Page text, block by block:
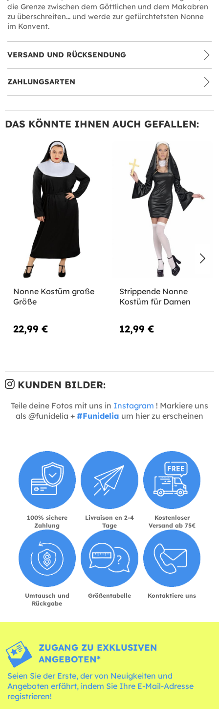
die Grenze zwischen dem Göttlichen und dem Makabren
zu überschreiten... und werde zur gefürchtetsten Nonne
im Konvent.
VERSAND UND RÜCKSENDUNG
ZAHLUNGSARTEN
DAS KÖNNTE IHNEN AUCH GEFALLEN:
Nonne Kostüm große
Größe
22,99 €
Strippende Nonne
Kostüm für Damen
12,99 €
KUNDEN BILDER:
Teile deine Fotos mit uns in Instagram ! Markiere uns
als @funidelia + #Funidelia um hier zu erscheinen
100% sichere
Zahlung
Livraison en 2-4
Tage
Kostenloser
Versand ab 75€
Umtausch und
Rückgabe
Größentabelle Kontaktiere uns
ZUGANG ZU EXKLUSIVEN
ANGEBOTEN*
Seien Sie der Erste, der von Neuigkeiten und
Angeboten erfährt, indem Sie Ihre E-Mail-Adresse
registrieren!